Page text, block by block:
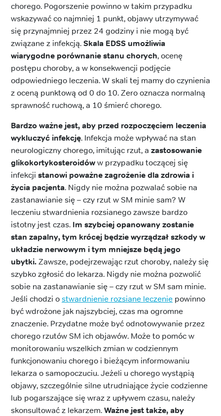
chorego. Pogorszenie powinno w takim przypadku
wskazywać co najmniej 1 punkt, objawy utrzymywać
się przynajmniej przez 24 godziny i nie mogą być
związane z infekcją.Skala EDSS umożliwia
wiarygodne porównanie stanu chorych, ocenę
postępu choroby, a w konsekwencji podjęcie
odpowiedniego leczenia. W skali tej mamy do czynienia
z oceną punktową od 0 do 10. Zero oznacza normalną
sprawność ruchową, a 10 śmierć chorego.
Bardzo ważne jest, aby przed rozpoczęciem leczenia
wykluczyć infekcję. Infekcja może wpływać na stan
neurologiczny chorego, imitując rzut, a zastosowanie
glikokortykosteroidóww przypadku toczącej się
infekcji stanowi poważne zagrożenie dla zdrowia i
życia pacjenta. Nigdy nie można pozwalać sobie na
zastanawianie się – czy rzut w SM minie sam? W
leczeniu stwardnienia rozsianego zawsze bardzo
istotny jest czas. Im szybciej opanowany zostanie
stan zapalny, tym krócej będzie wyrządzał szkody w
układzie nerwowym i tym mniejsze będą jego
ubytki.Zawsze, podejrzewając rzut choroby, należy się
szybko zgłosić do lekarza. Nigdy nie można pozwolić
sobie na zastanawianie się – czy rzut w SM sam minie.
Jeśli chodzi o stwardnienie rozsiane leczenie powinno
być wdrożone jak najszybciej, czas ma ogromne
znaczenie. Przydatne może być odnotowywanie przez
chorego rzutów SM ich objawów. Może to pomóc w
monitorowaniu wszelkich zmian w codziennym
funkcjonowaniu chorego i bieżącym informowaniu
lekarza o samopoczuciu. Jeżeli u chorego wystąpią
objawy, szczególnie silne utrudniające życie codzienne
lub pogarszające się wraz z upływem czasu, należy
skonsultować z lekarzem.Ważne jest także, aby